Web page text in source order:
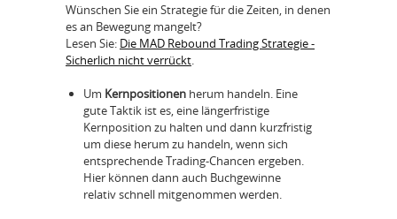
Wünschen Sie ein Strategie für die Zeiten, in denen
es an Bewegung mangelt?
Lesen Sie: Die MAD Rebound Trading Strategie -
Sicherlich nicht verrückt.
Um Kernpositionen herum handeln. Eine
gute Taktik ist es, eine längerfristige
Kernposition zu halten und dann kurzfristig
um diese herum zu handeln, wenn sich
entsprechende Trading-Chancen ergeben.
Hier können dann auch Buchgewinne
relativ schnell mitgenommen werden.